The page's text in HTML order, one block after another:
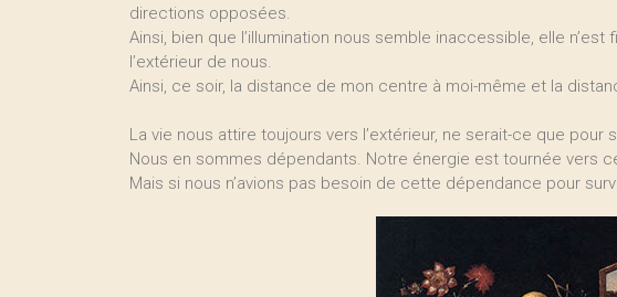
directions opposées.
Ainsi, bien que l’illumination nous semble inaccessible, elle
l’extérieur de nous.
Ainsi, ce soir, la distance de mon centre à moi-même et la
La vie nous attire toujours vers l’extérieur, ne serait-ce que pour
Nous en sommes dépendants. Notre énergie est tournée vers
Mais si nous n’avions pas besoin de cette dépendance pour